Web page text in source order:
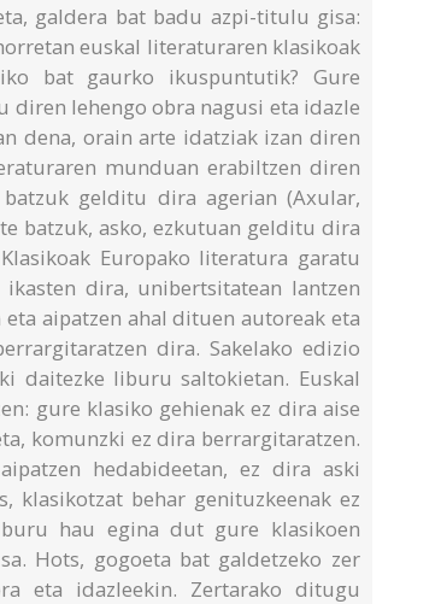
galdera bat badu azpi-titulu gisa:
euskal literaturaren klasikoak
bat gaurko ikuspuntutik? Gure
lehengo obra nagusi eta idazle
dena, orain arte idatziak izan diren
munduan erabiltzen diren
gelditu dira agerian (Axular,
batzuk, asko, ezkutuan gelditu dira
Europako literatura garatu
dira, unibertsitatean lantzen
aipatzen ahal dituen autoreak eta
dira. Sakelako edizio
daitezke liburu saltokietan. Euskal
gure klasiko gehienak ez dira aise
komunzki ez dira berrargitaratzen.
hedabideetan, ez dira aski
klasikotzat behar genituzkeenak ez
hau egina dut gure klasikoen
Hots, gogoeta bat galdetzeko zer
eta idazleekin. Zertarako ditugu